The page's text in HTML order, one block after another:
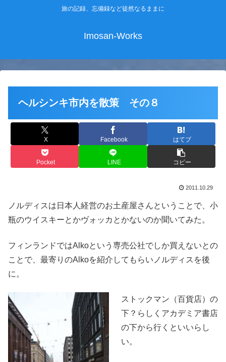
旅の記録、忘備録など徒然なるままに
Imosan-Works
ヘルシンキ市内を散策 その８
X Facebook はてブ
Pocket LINE コピー
2011.10.29
ノルディスは日本人経営のお土産屋さんということで、小
瓶のウイスキーとかヴォッカとかないのか聞いてみた。
フィンランドではAlkoという専売公社でしか買えないとの
ことで、最寄りのAlkoを紹介してもらいノルディスを後
に。
ストックマン（百貨店）の
下？らしくアカデミア書店
の下から行くといいらし
い。